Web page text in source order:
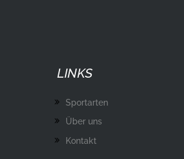
LINKS
Sportarten
Über uns
Kontakt